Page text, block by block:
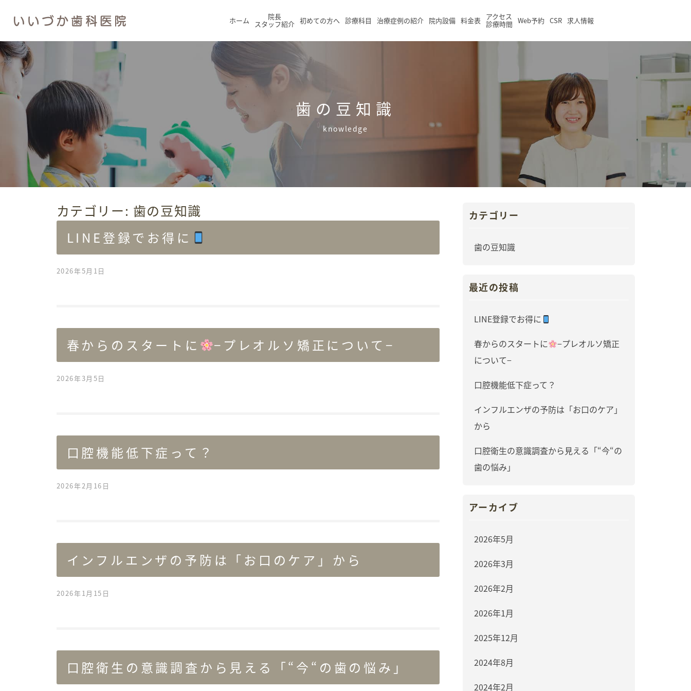
ホーム 院長
スタッフ紹介 初めての方へ 診療科目 治療症例の紹介 院内設備 料金表 アクセス
診療時間 Web予約 CSR 求人情報
歯の豆知識
knowledge
カテゴリー: 歯の豆知識
LINE登録でお得に
2026年5月1日
春からのスタートに −プレオルソ矯正について−
2026年3月5日
口腔機能低下症って？
2026年2月16日
インフルエンザの予防は「お口のケア」から
2026年1月15日
口腔衛生の意識調査から見える「“今“の歯の悩み」
カテゴリー
歯の豆知識
最近の投稿
LINE登録でお得に
春からのスタートに
−プレオルソ矯正
について−
口腔機能低下症って？
インフルエンザの予防は「お口のケア」
から
口腔衛生の意識調査から見える「“今“の
歯の悩み」
アーカイブ
2026年5月
2026年3月
2026年2月
2026年1月
2025年12月
2024年8月
2024年2月